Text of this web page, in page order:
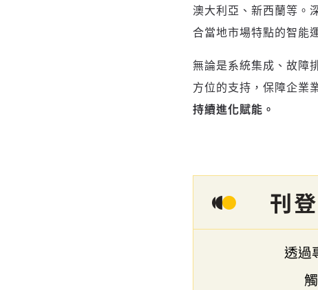
澳大利亞、新西蘭等。
合當地市場特點的智能
無論是系統集成、故障
方位的支持，保障企業
持續進化賦能。